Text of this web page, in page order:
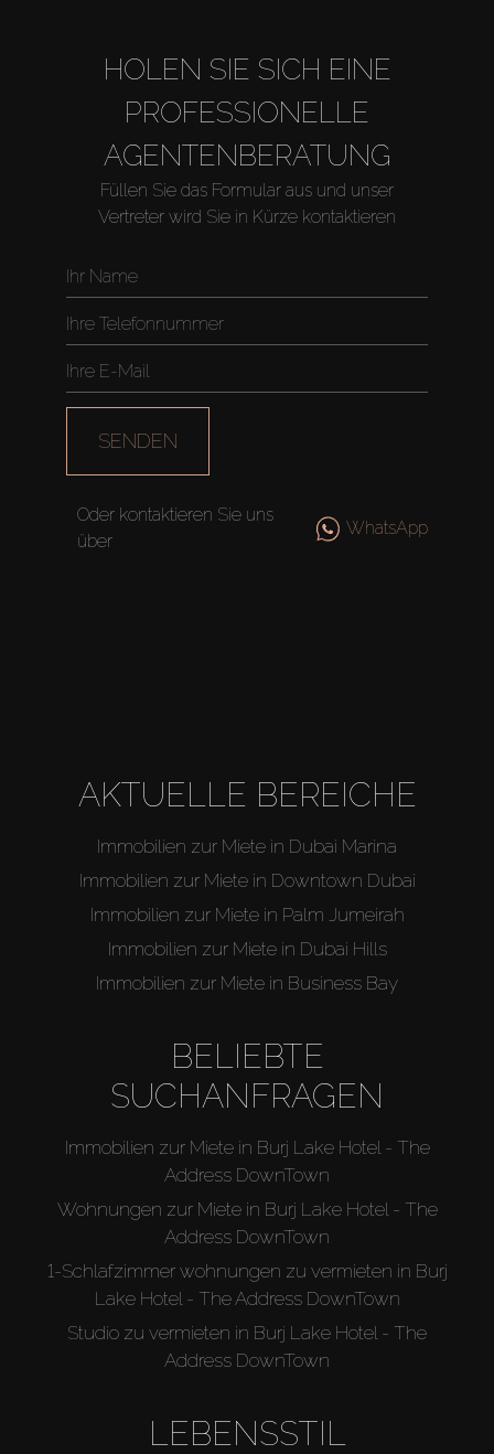
HOLEN SIE SICH EINE
PROFESSIONELLE
AGENTENBERATUNG
Füllen Sie das Formular aus und unser
Vertreter wird Sie in Kürze kontaktieren
SENDEN
Oder kontaktieren Sie uns
über
WhatsApp
AKTUELLE BEREICHE
Immobilien zur Miete in Dubai Marina
Immobilien zur Miete in Downtown Dubai
Immobilien zur Miete in Palm Jumeirah
Immobilien zur Miete in Dubai Hills
Immobilien zur Miete in Business Bay
BELIEBTE
SUCHANFRAGEN
Immobilien zur Miete in Burj Lake Hotel - The
Address DownTown
Wohnungen zur Miete in Burj Lake Hotel - The
Address DownTown
1-Schlafzimmer wohnungen zu vermieten in Burj
Lake Hotel - The Address DownTown
Studio zu vermieten in Burj Lake Hotel - The
Address DownTown
LEBENSSTIL